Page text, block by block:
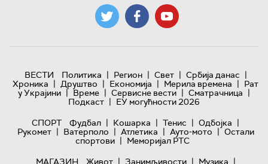
ВЕСТИ Политика | Регион | Свет | Србија данас |
Хроника | Друштво | Економија | Мерила времена | Рат
у Украјини | Време | Сервисне вести | Сматрачница |
Подкаст | ЕУ могућности 2026
СПОРТ
Фудбал | Кошарка | Тенис | Одбојка |
Рукомет | Ватерполо | Атлетика | Ауто-мото | Остали
спортови | Меморијал РТС
МАГАЗИН
Живот | Занимљивости | Музика |